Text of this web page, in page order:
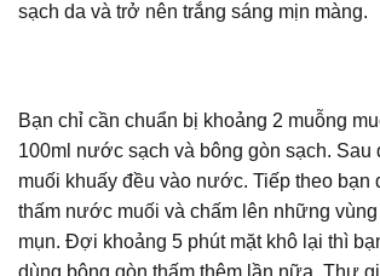
sạch da và trở nên trắng sáng mịn màng.
Bạn chỉ cần chuẩn bị khoảng 2 muỗng
100ml nước sạch và bông gòn sạch. Sau
muối khuấy đều vào nước. Tiếp theo bạn
thấm nước muối và chấm lên những
mụn. Đợi khoảng 5 phút mặt khô lại thì
dùng bông gòn thấm thêm lần nữa. Thư